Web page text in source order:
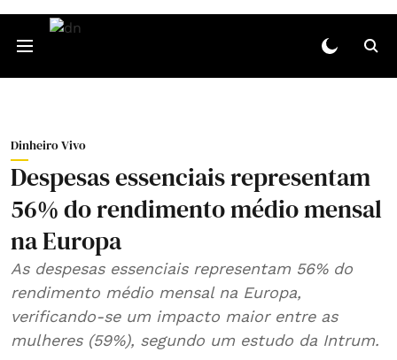
Dinheiro Vivo
Despesas essenciais representam
56% do rendimento médio mensal
na Europa
As despesas essenciais representam 56% do
rendimento médio mensal na Europa,
verificando-se um impacto maior entre as
mulheres (59%), segundo um estudo da Intrum.